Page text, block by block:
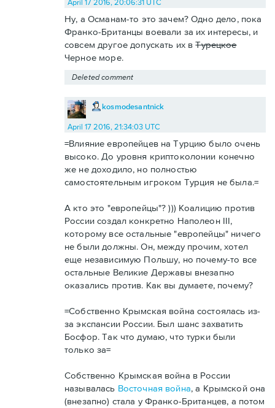
April 17 2016, 20:06:31 UTC
Ну, а Османам-то это зачем? Одно дело, пока
Франко-Британцы воевали за их интересы, и
совсем другое допускать их вТурецкое
Черное море.
Deleted comment
kosmodesantnick
April 17 2016, 21:34:03 UTC
=Влияние европейцев на Турцию было очень
высоко. До уровня криптоколонии конечно
же не доходило, но полностью
самостоятельным игроком Турция не была.=
А кто это "европейцы"? ))) Коалицию против
России создал конкретно Наполеон III,
которому все остальные "европейцы" ничего
не были должны. Он, между прочим, хотел
еще независимую Польшу, но почему-то все
остальные Великие Державы внезапно
оказались против. Как вы думаете, почему?
=Собственно Крымская война состоялась из-
за экспансии России. Был шанс захватить
Босфор. Так что думаю, что турки были
только за=
Собственно Крымская война в России
называлась Восточная война, а Крымской она
(внезапно) стала у Франко-Британцев, а потом